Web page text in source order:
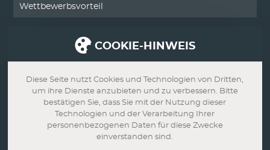
Wettbewerbsvorteil
Impressum
Datenschutz
COOKIE-HINWEIS
Diese Seite nutzt Cookies und Technologien von Dritten,
um ihre Dienste anzubieten und zu verbessern. Bitte
bestätigen Sie, dass Sie mit der Nutzung dieser
Technologien und der Verarbeitung Ihrer
personenbezogenen Daten für diese Zwecke
einverstanden sind.